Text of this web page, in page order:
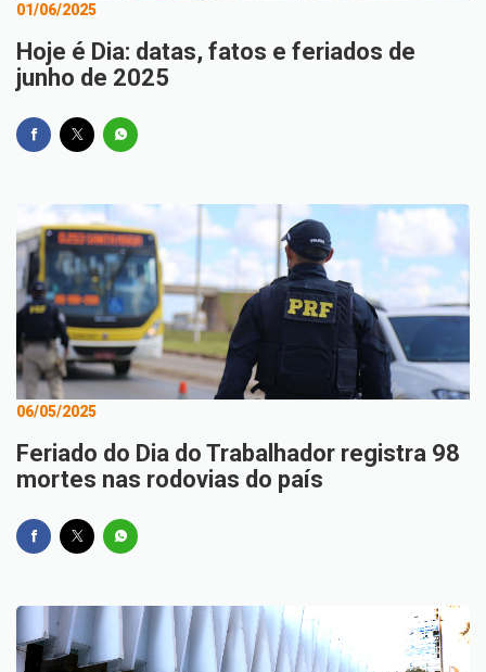
01/06/2025
Hoje é Dia: datas, fatos e feriados de
junho de 2025
06/05/2025
Feriado do Dia do Trabalhador registra 98
mortes nas rodovias do país